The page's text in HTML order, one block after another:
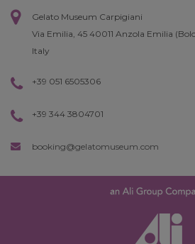
Gelato Museum Carpigiani
Via Emilia, 45 40011 Anzola Emilia
Italy
+39 051 6505306
+39 344 3804701
booking@gelatomuseum.com